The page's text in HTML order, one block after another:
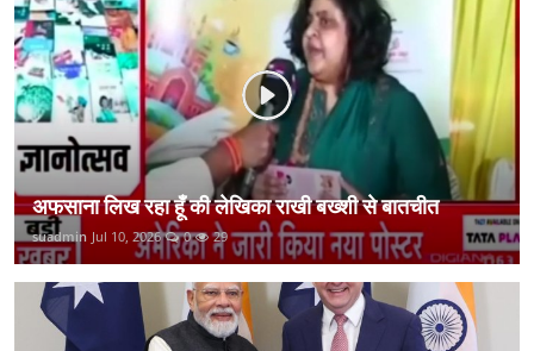
कानून
राजनीति
वीडियो
अफसाना लिख रहा हूँ की लेखिका राखी बख्शी से बातचीत
suadmin Jul 10, 2026 0 29